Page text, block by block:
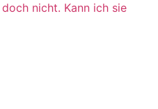
nicht. Kann ich sie